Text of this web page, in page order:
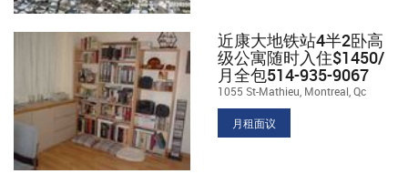
近康大地铁站4半2卧高
级公寓随时入住$1450/
月全包514-935-9067
1055 St-Mathieu, Montreal, Qc
月租面议